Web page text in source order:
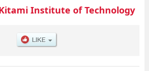
thông tin liên quan đến thi tuyển như số
trúng tuyển, cở sở trang thiết bị, hướng dẫn địa
Institute of Technology